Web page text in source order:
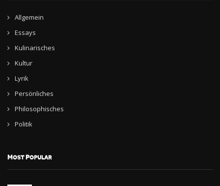
Allgemein
Essays
Kulinarisches
Kultur
Lyrik
Persönliches
Philosophisches
Politik
Most Popular